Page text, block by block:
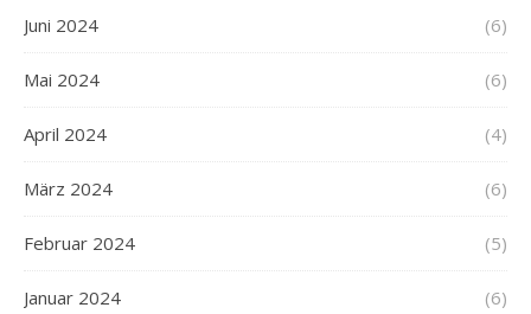
Juni 2024 (6)
Mai 2024 (6)
April 2024 (4)
März 2024 (6)
Februar 2024 (5)
Januar 2024 (6)